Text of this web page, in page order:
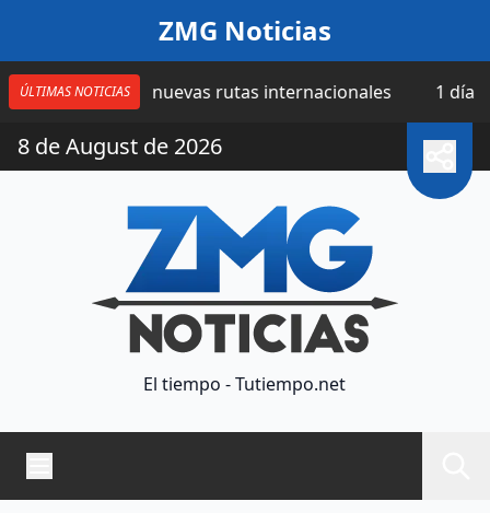
ZMG Noticias
ÚLTIMAS NOTICIAS
cuatro nuevas rutas internacionales 1 día |
8 de August de 2026
El tiempo - Tutiempo.net